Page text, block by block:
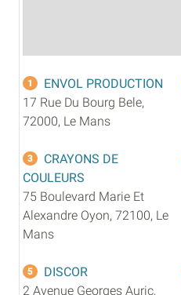
1
ENVOL PRODUCTION
17 Rue Du Bourg Bele,
72000, Le Mans
3
CRAYONS DE
COULEURS
75 Boulevard Marie Et
Alexandre Oyon, 72100, Le
Mans
5
DISCOR
2 Avenue Georges Auric,